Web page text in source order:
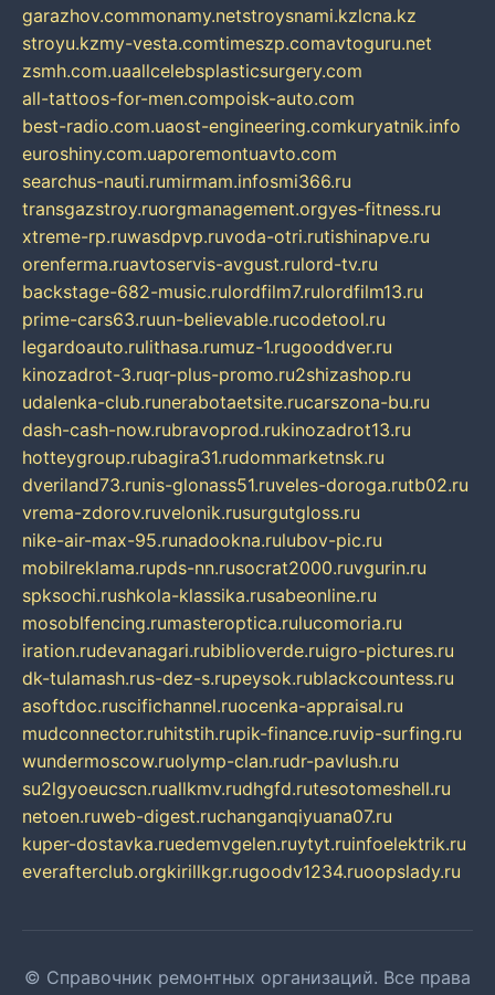
garazhov.commonamy.netstroysnami.kzlcna.kz
stroyu.kzmy-vesta.comtimeszp.comavtoguru.net
zsmh.com.uaallcelebsplasticsurgery.com
all-tattoos-for-men.compoisk-auto.com
best-radio.com.uaost-engineering.comkuryatnik.info
euroshiny.com.uaporemontuavto.com
searchus-nauti.rumirmam.infosmi366.ru
transgazstroy.ruorgmanagement.orgyes-fitness.ru
xtreme-rp.ruwasdpvp.ruvoda-otri.rutishinapve.ru
orenferma.ruavtoservis-avgust.rulord-tv.ru
backstage-682-music.rulordfilm7.rulordfilm13.ru
prime-cars63.ruun-believable.rucodetool.ru
legardoauto.rulithasa.rumuz-1.rugooddver.ru
kinozadrot-3.ruqr-plus-promo.ru2shizashop.ru
udalenka-club.runerabotaetsite.rucarszona-bu.ru
dash-cash-now.rubravoprod.rukinozadrot13.ru
hotteygroup.rubagira31.rudommarketnsk.ru
dveriland73.runis-glonass51.ruveles-doroga.rutb02.ru
vrema-zdorov.ruvelonik.rusurgutgloss.ru
nike-air-max-95.runadookna.rulubov-pic.ru
mobilreklama.rupds-nn.rusocrat2000.ruvgurin.ru
spksochi.rushkola-klassika.rusabeonline.ru
mosoblfencing.rumasteroptica.rulucomoria.ru
iration.rudevanagari.rubiblioverde.ruigro-pictures.ru
dk-tulamash.rus-dez-s.rupeysok.rublackcountess.ru
asoftdoc.ruscifichannel.ruocenka-appraisal.ru
mudconnector.ruhitstih.rupik-finance.ruvip-surfing.ru
wundermoscow.ruolymp-clan.rudr-pavlush.ru
su2lgyoeucscn.ruallkmv.rudhgfd.rutesotomeshell.ru
netoen.ruweb-digest.ruchanganqiyuana07.ru
kuper-dostavka.ruedemvgelen.ruytyt.ruinfoelektrik.ru
everafterclub.orgkirillkgr.rugoodv1234.ruoopslady.ru
© Справочник ремонтных организаций. Все права